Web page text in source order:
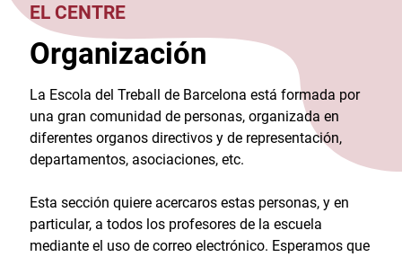
EL CENTRE
Organización
La Escola del Treball de Barcelona está formada por
una gran comunidad de personas, organizada en
diferentes organos directivos y de representación,
departamentos, asociaciones, etc.
Esta sección quiere acercaros estas personas, y en
particular, a todos los profesores de la escuela
mediante el uso de correo electrónico. Esperamos que